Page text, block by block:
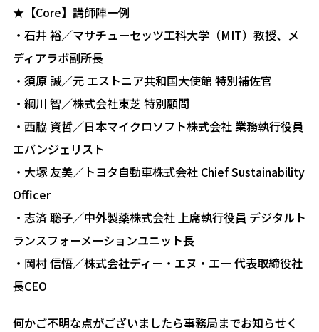
★【Core】講師陣一例
・石井 裕／マサチューセッツ工科大学（MIT）教授、メ
ディアラボ副所長
・須原 誠／元 エストニア共和国大使館 特別補佐官
・綱川 智／株式会社東芝 特別顧問
・西脇 資哲／日本マイクロソフト株式会社 業務執行役員
エバンジェリスト
・大塚 友美／トヨタ自動車株式会社 Chief Sustainability
Officer
・志済 聡子／中外製薬株式会社 上席執行役員 デジタルト
ランスフォーメーションユニット長
・岡村 信悟／株式会社ディー・エヌ・エー 代表取締役社
長CEO
何かご不明な点がございましたら事務局までお知らせく